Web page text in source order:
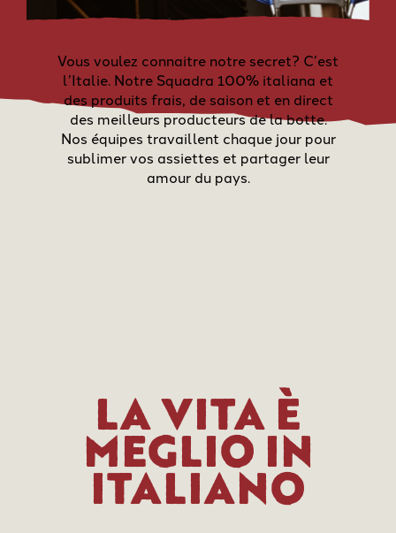
Vous voulez connaitre notre secret? C’est
l’Italie. Notre Squadra 100% italiana et
des produits frais, de saison et en direct
des meilleurs producteurs de la botte.
Nos équipes travaillent chaque jour pour
sublimer vos assiettes et partager leur
amour du pays.
LA VITA È
MEGLIO IN
ITALIANO